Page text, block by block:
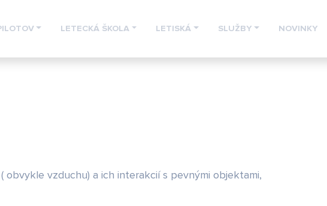
LETECKÁ ŠKOLA LETISKÁ SLUŽBY NOVINKY
vzduchu) a ich interakcií s pevnými objektami,